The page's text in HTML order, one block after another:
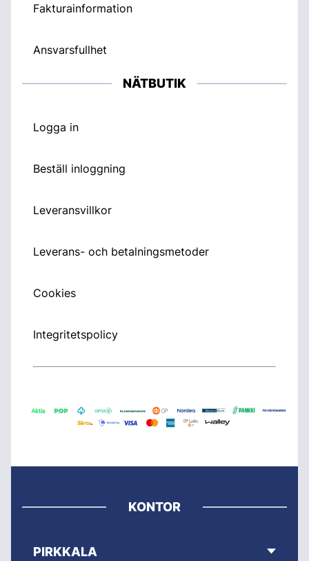
Fakturainformation
Ansvarsfullhet
NÄTBUTIK
Logga in
Beställ inloggning
Leveransvillkor
Leverans- och betalningsmetoder
Cookies
Integritetspolicy
KONTOR
PIRKKALA